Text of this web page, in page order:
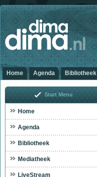
Home Agenda Bibliotheek
Start Menu
Home
Agenda
Bibliotheek
Mediatheek
LiveStream